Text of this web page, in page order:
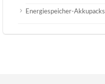
Energiespeicher-Akkupacks